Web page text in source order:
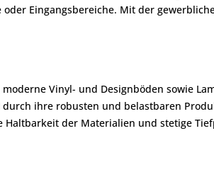
Eingangsbereiche. Mit der
Vinyl- und Designböden sowie
ihre robusten und belastbaren
der Materialien und stetige